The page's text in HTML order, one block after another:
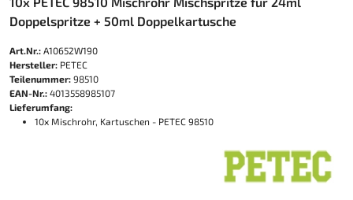
Doppelspritze + 50ml Doppelkartusche
Art.Nr.: A10652W190
Hersteller: PETEC
Teilenummer: 98510
EAN-Nr.: 4013558985107
Lieferumfang:
10x Mischrohr, Kartuschen - PETEC 98510